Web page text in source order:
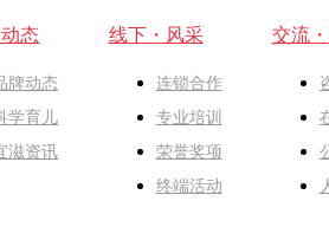
态
牌动态
学育儿
滋资讯
线下・风采
连锁合作
专业培训
荣誉奖项
终端活动
交流